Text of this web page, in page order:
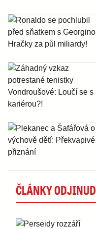
ČLÁNKY ODJINUD